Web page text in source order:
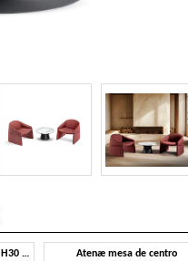
HUGO COFFEE TABLE 088 C H30 - 088 N H30
Atenæ mesa de centro